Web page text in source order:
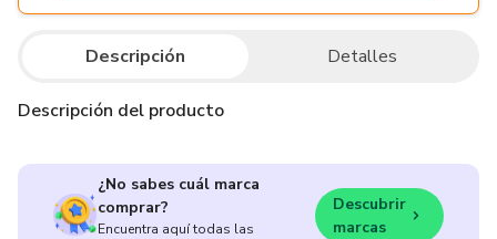
Descripción Detalles
Descripción del producto
¿No sabes cuál marca
comprar?
Encuentra aquí todas las
Descubrir
marcas